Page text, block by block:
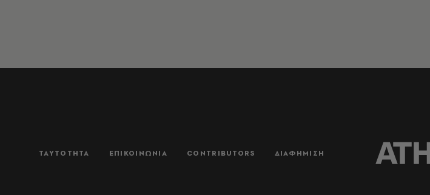
ΤΑΥΤΟΤΗΤΑ ΕΠΙΚΟΙΝΩΝΙΑ CONTRIBUTORS ΔΙΑΦΗΜΙΣΗ